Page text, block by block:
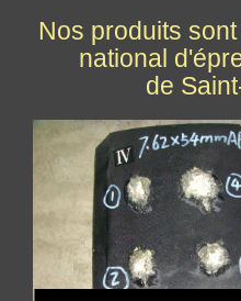
Nos produits
national
de